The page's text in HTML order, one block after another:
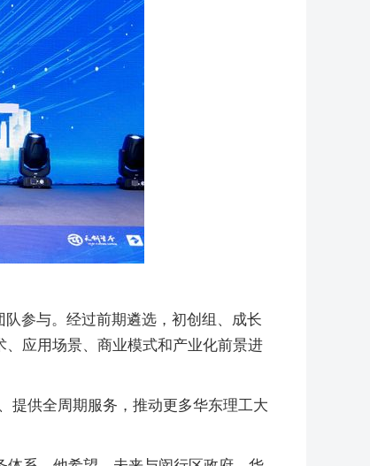
参与。经过前期遴选，初创组、成长
应用场景、商业模式和产业化前景进
提供全周期服务，推动更多华东理工大